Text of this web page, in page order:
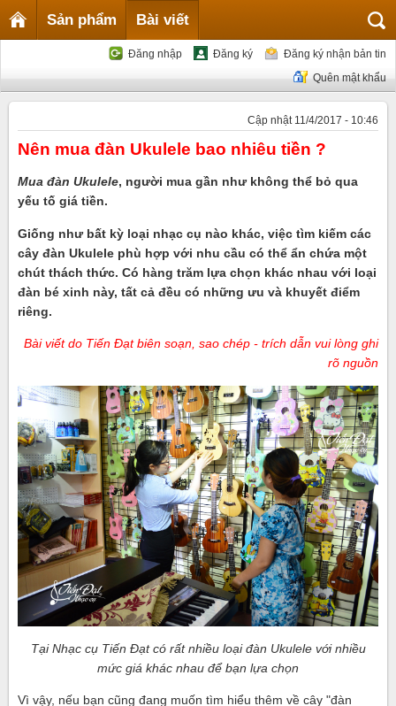
Sản phẩm Bài viết
Đăng nhập Đăng ký
Đăng ký nhận bản tin
Quên mật khẩu
Cập nhật 11/4/2017 - 10:46
Nên mua đàn Ukulele bao nhiêu tiền ?
Mua đàn Ukulele, người mua gần như không thể bỏ qua
yếu tố giá tiền.
Giống như bất kỳ loại nhạc cụ nào khác, việc tìm kiếm các
cây đàn Ukulele phù hợp với nhu cầu có thể ẩn chứa một
chút thách thức. Có hàng trăm lựa chọn khác nhau với loại
đàn bé xinh này, tất cả đều có những ưu và khuyết điểm
riêng.
Bài viết do Tiến Đạt biên soạn, sao chép - trích dẫn vui lòng ghi
rõ nguồn
Tại Nhạc cụ Tiến Đạt có rất nhiều loại đàn Ukulele với nhiều
mức giá khác nhau để bạn lựa chọn
Vì vậy, nếu bạn cũng đang muốn tìm hiểu thêm về cây "đàn